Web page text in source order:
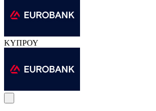
ΚΥΠΡΟΥ